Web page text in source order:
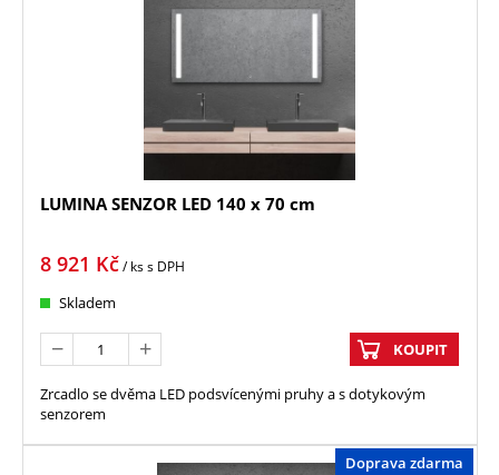
LUMINA SENZOR LED 140 x 70 cm
8 921 Kč/ kss DPH
Skladem
KOUPIT
Zrcadlo se dvěma LED podsvícenými pruhy a s dotykovým
senzorem
Doprava zdarma